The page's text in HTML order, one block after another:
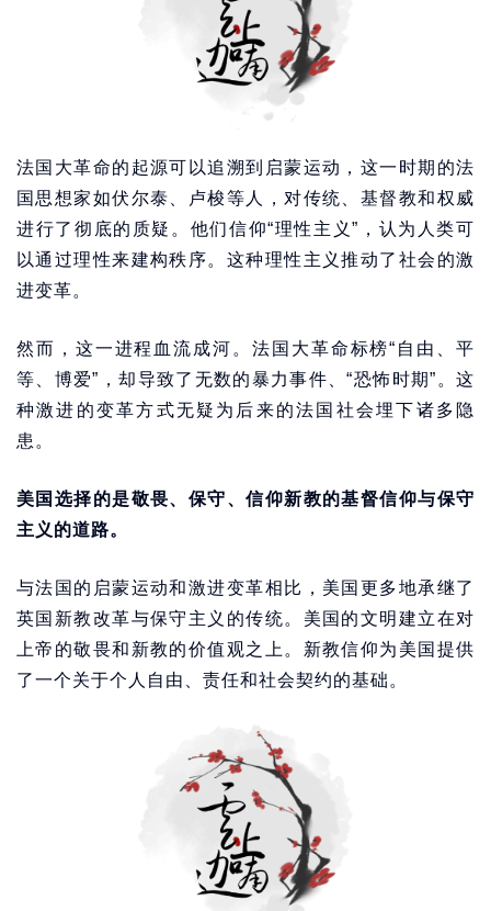
法国大革命的起源可以追溯到启蒙运动，这一时期的法
国思想家如伏尔泰、卢梭等人，对传统、基督教和权威
进行了彻底的质疑。他们信仰“理性主义”，认为人类可
以通过理性来建构秩序。这种理性主义推动了社会的激
进变革。
然而，这一进程血流成河。法国大革命标榜“自由、平
等、博爱”，却导致了无数的暴力事件、“恐怖时期”。这
种激进的变革方式无疑为后来的法国社会埋下诸多隐
患。
美国选择的是敬畏、保守、信仰新教的基督信仰与保守
主义的道路。
与法国的启蒙运动和激进变革相比，美国更多地承继了
英国新教改革与保守主义的传统。美国的文明建立在对
上帝的敬畏和新教的价值观之上。新教信仰为美国提供
了一个关于个人自由、责任和社会契约的基础。